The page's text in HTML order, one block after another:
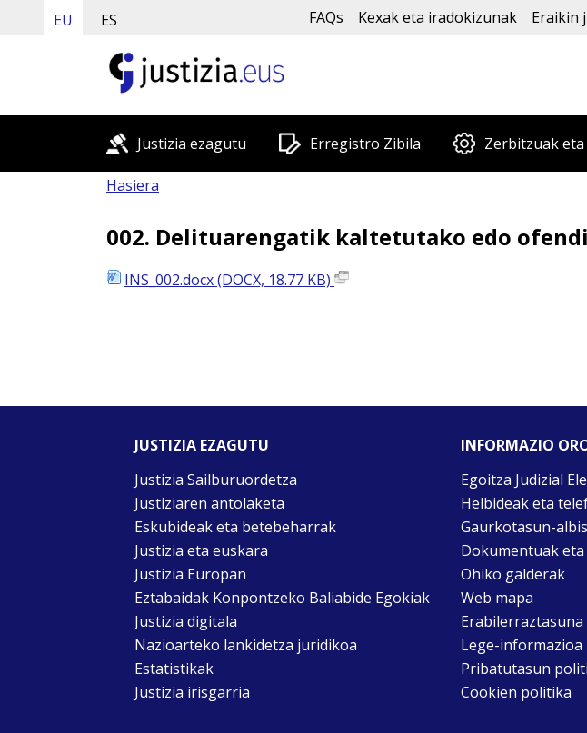
EU ES FAQs Kexak eta iradokizunak Eraikin
Justizia ezagutu Erregistro Zibila Zerbitzuak
Hasiera
002. Delituarengatik kaltetutako edo
INS_002.docx (DOCX, 18.77 KB)
JUSTIZIA EZAGUTU
Justizia Sailburuordetza
Justiziaren antolaketa
Eskubideak eta betebeharrak
Justizia eta euskara
Justizia Europan
Eztabaidak Konpontzeko Baliabide Egokiak
Justizia digitala
Nazioarteko lankidetza juridikoa
Estatistikak
Justizia irisgarria
INFORMAZIO
Egoitza Judizial
Helbideak eta
Gaurkotasun-
Dokumentuak
Ohiko galderak
Web mapa
Erabilerraztasuna
Lege-informazioa
Pribatutasun
Cookien politika